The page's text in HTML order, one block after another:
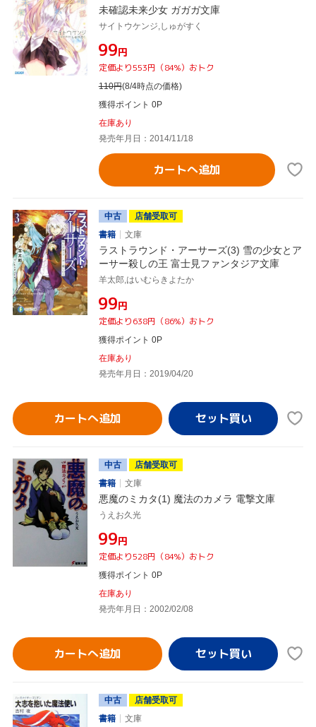
未確認未来少女 ガガガ文庫
サイトウケンジ,しゅがすく
¥99円
定価より553円（84%）おトク
110円(8/4時点の価格)
獲得ポイント 0P
在庫あり
発売年月日：2014/11/18
カートへ追加
中古
店舗受取可
書籍
文庫
ラストラウンド・アーサーズ(3) 雪の少女とア
ーサー殺しの王 富士見ファンタジア文庫
羊太郎,はいむらきよたか
¥99円
定価より638円（86%）おトク
獲得ポイント 0P
在庫あり
発売年月日：2019/04/20
カートへ追加
中古
店舗受取可
書籍
文庫
悪魔のミカタ(1) 魔法のカメラ 電撃文庫
うえお久光
¥99円
定価より528円（84%）おトク
獲得ポイント 0P
在庫あり
発売年月日：2002/02/08
カートへ追加
中古
店舗受取可
書籍
文庫